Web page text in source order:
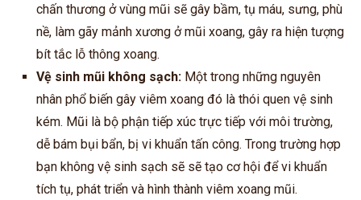
chấn thương ở vùng mũi sẽ gây bầm, tụ máu, sưng, phù
nề, làm gãy mảnh xương ở mũi xoang, gây ra hiện tượng
bít tắc lỗ thông xoang.
Vệ sinh mũi không sạch: Một trong những nguyên
nhân phổ biến gây viêm xoang đó là thói quen vệ sinh
kém. Mũi là bộ phận tiếp xúc trực tiếp với môi trường,
dễ bám bụi bẩn, bị vi khuẩn tấn công. Trong trường hợp
bạn không vệ sinh sạch sẽ sẽ tạo cơ hội để vi khuẩn
tích tụ, phát triển và hình thành viêm xoang mũi.